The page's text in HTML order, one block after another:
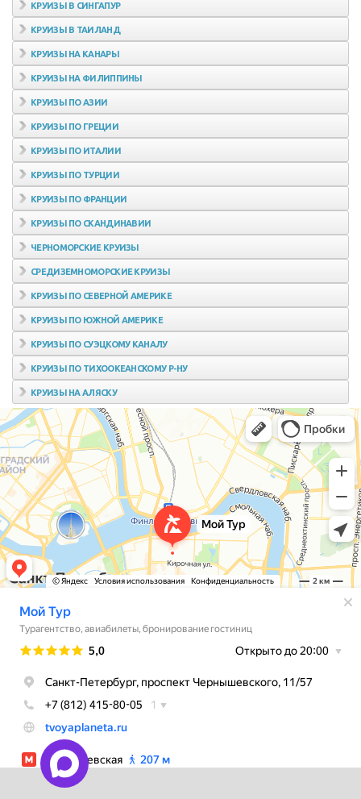
КРУИЗЫ В СИНГАПУР
КРУИЗЫ В ТАИЛАНД
КРУИЗЫ НА КАНАРЫ
КРУИЗЫ НА ФИЛИППИНЫ
КРУИЗЫ ПО АЗИИ
КРУИЗЫ ПО ГРЕЦИИ
КРУИЗЫ ПО ИТАЛИИ
КРУИЗЫ ПО ТУРЦИИ
КРУИЗЫ ПО ФРАНЦИИ
КРУИЗЫ ПО СКАНДИНАВИИ
ЧЕРНОМОРСКИЕ КРУИЗЫ
СРЕДИЗЕМНОМОРСКИЕ КРУИЗЫ
КРУИЗЫ ПО СЕВЕРНОЙ АМЕРИКЕ
КРУИЗЫ ПО ЮЖНОЙ АМЕРИКЕ
КРУИЗЫ ПО СУЭЦКОМУ КАНАЛУ
КРУИЗЫ ПО ТИХООКЕАНСКОМУ Р-НУ
КРУИЗЫ НА АЛЯСКУ